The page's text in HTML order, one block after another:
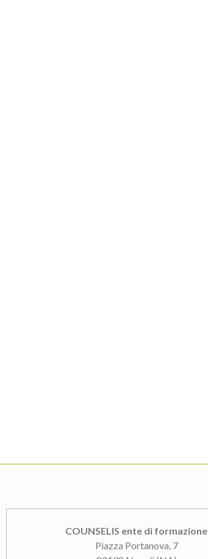
COUNSELIS ente di formazione
Piazza Portanova, 7